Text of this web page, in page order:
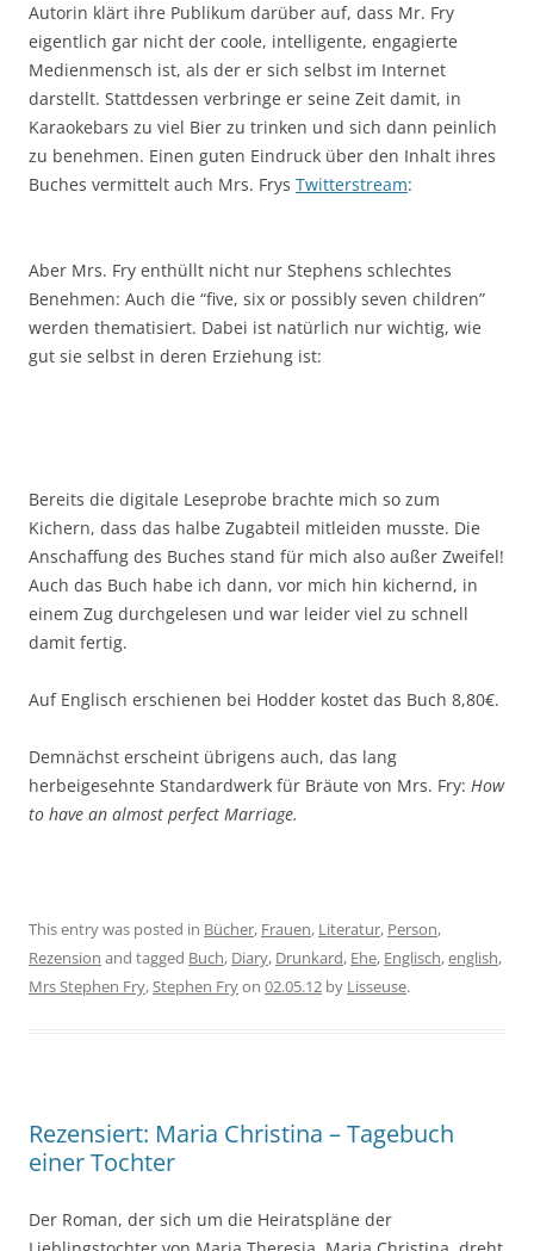
Autorin klärt ihre Publikum darüber auf, dass Mr. Fry
eigentlich gar nicht der coole, intelligente, engagierte
Medienmensch ist, als der er sich selbst im Internet
darstellt. Stattdessen verbringe er seine Zeit damit, in
Karaokebars zu viel Bier zu trinken und sich dann peinlich
zu benehmen. Einen guten Eindruck über den Inhalt ihres
Buches vermittelt auch Mrs. Frys Twitterstream:
Aber Mrs. Fry enthüllt nicht nur Stephens schlechtes
Benehmen: Auch die “five, six or possibly seven children”
werden thematisiert. Dabei ist natürlich nur wichtig, wie
gut sie selbst in deren Erziehung ist:
Bereits die digitale Leseprobe brachte mich so zum
Kichern, dass das halbe Zugabteil mitleiden musste. Die
Anschaffung des Buches stand für mich also außer Zweifel!
Auch das Buch habe ich dann, vor mich hin kichernd, in
einem Zug durchgelesen und war leider viel zu schnell
damit fertig.
Auf Englisch erschienen bei Hodder kostet das Buch 8,80€.
Demnächst erscheint übrigens auch, das lang
herbeigesehnte Standardwerk für Bräute von Mrs. Fry: How
to have an almost perfect Marriage.
This entry was posted in Bücher, Frauen, Literatur, Person,
Rezension and tagged Buch, Diary, Drunkard, Ehe, Englisch,english,
Mrs Stephen Fry,Stephen Fryon 02.05.12 by Lisseuse.
Rezensiert: Maria Christina – Tagebuch
einer Tochter
Der Roman, der sich um die Heiratspläne der